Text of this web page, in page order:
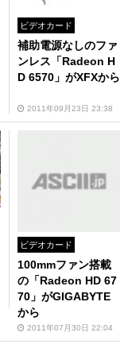
ビデオカード
補助電源なしのファ
ンレス「Radeon H
D 6570」がXFXから
2011年09月23日 23:38
ビデオカード
100mmファン搭載
の「Radeon HD 67
70」がGIGABYTE
から
2011年07月30日 22:04